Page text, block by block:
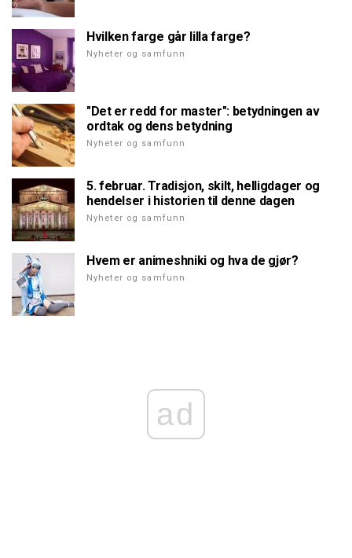
Hvilken farge går lilla farge?
Nyheter og samfunn
"Det er redd for master": betydningen av
ordtak og dens betydning
Nyheter og samfunn
5. februar. Tradisjon, skilt, helligdager og
hendelser i historien til denne dagen
Nyheter og samfunn
Hvem er animeshniki og hva de gjør?
Nyheter og samfunn
ad